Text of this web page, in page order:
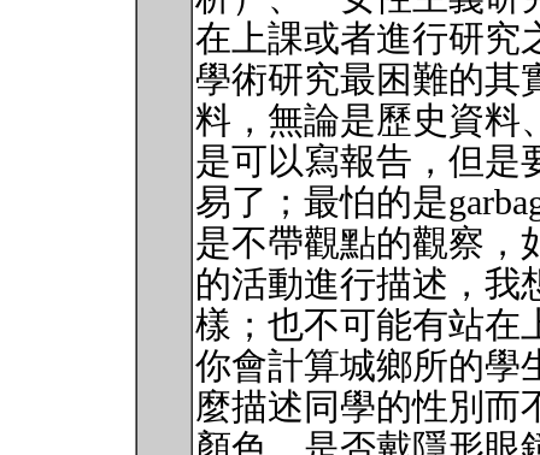
在上課或者進行研究
學術研究最困難的其
料，無論是歷史資料
是可以寫報告，但是
易了；最怕的是
是不帶觀點的觀察，
的活動進行描述，我
樣；也不可能有站在
你會計算城鄉所的學
麼描述同學的性別而